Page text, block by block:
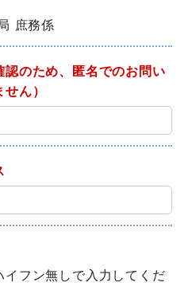
庶務係
認のため、匿名でのお問い
ん）
イフン無しで入力してくだ